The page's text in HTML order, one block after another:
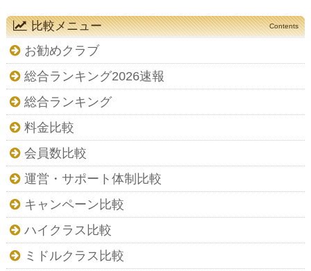
比較メニュー Contents
お勧めクラブ
総合ランキング2026速報
総合ランキング
料金比較
会員数比較
運営・サポート体制比較
キャンペーン比較
ハイクラス比較
ミドルクラス比較